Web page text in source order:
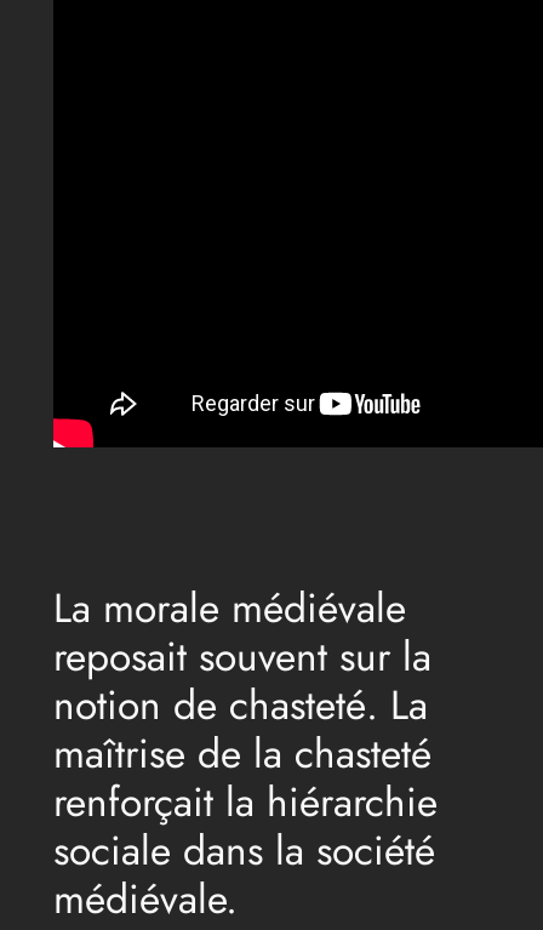
La morale médiévale
reposait souvent sur la
notion de chasteté. La
maîtrise de la chasteté
renforçait la hiérarchie
sociale dans la société
médiévale.